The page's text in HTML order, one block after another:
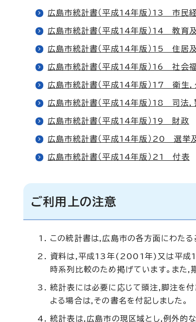
広島市統計書（平成14年版）13 市民
広島市統計書（平成14年版）14 教育
広島市統計書（平成14年版）15 住居
広島市統計書（平成14年版）16 社会
広島市統計書（平成14年版）17 衛生
広島市統計書（平成14年版）18 司法
広島市統計書（平成14年版）19 財政
広島市統計書（平成14年版）20 選挙
広島市統計書（平成14年版）21 付表
ご利用上の注意
この統計書は,広島市の各方面にわたる
資料は,平成13年(2001年)又は平成
時系列比較のため掲げています。また,
統計表には必要に応じて頭注,脚注を
よる場合は,その書名を付記しました。
統計表は,広島市の現区域とし,例外的